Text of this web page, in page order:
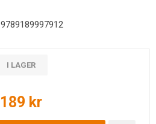
9789189997912
I LAGER
189 kr